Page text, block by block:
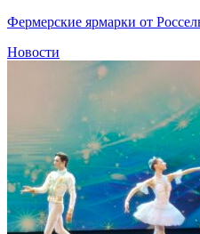
Фермерские ярмарки от
Новости